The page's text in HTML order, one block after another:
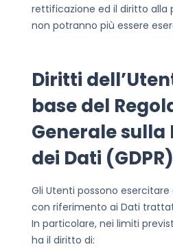
rettificazione ed il diritto alla
non potranno più essere
Diritti
base del
Generale sulla
dei Dati (GDPR)
Gli Utenti possono
con riferimento ai Dati
In particolare, nei limiti
ha il diritto di: